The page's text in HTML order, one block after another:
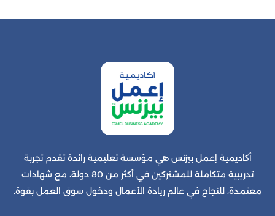
أكاديمية إعمل بيزنس هي مؤسسة تعليمية رائدة تقدم تجربة
تدريبية متكاملة للمشتركين في أكثر من 80 دولة، مع شهادات
معتمدة، للنجاح في عالم ريادة الأعمال ودخول سوق العمل بقوة.